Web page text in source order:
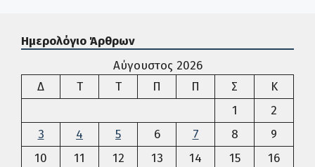
Ημερολόγιο Άρθρων
Αύγουστος 2026
ΔΔευτέρα
ΤΤρίτη ΤΤετάρτη
Π Πέμπτη
Π Παρασκευή
Σ Σάββατο
Κ
1
2
3
4 5 6 7 8
9
10
11 12 13 14 15
16